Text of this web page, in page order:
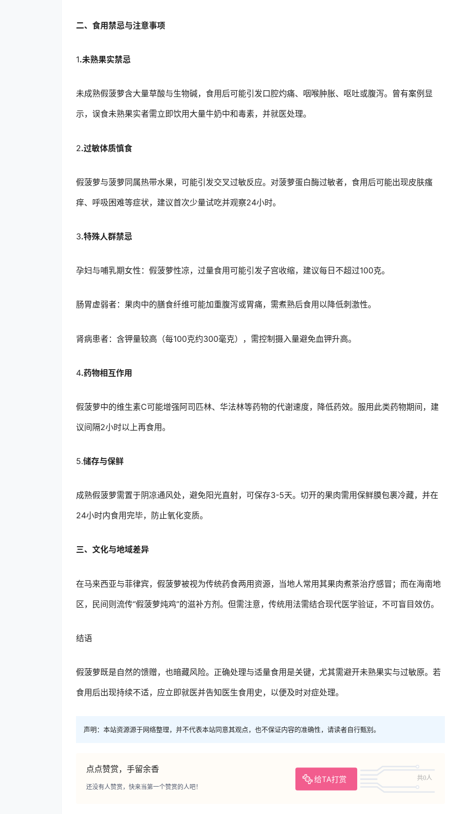
二、食用禁忌与注意事项
1.未熟果实禁忌
未成熟假菠萝含大量草酸与生物碱，食用后可能引发口腔灼痛、咽喉肿胀、呕吐或腹泻。曾有案例显
示，误食未熟果实者需立即饮用大量牛奶中和毒素，并就医处理。
2.过敏体质慎食
假菠萝与菠萝同属热带水果，可能引发交叉过敏反应。对菠萝蛋白酶过敏者，食用后可能出现皮肤瘙
痒、呼吸困难等症状，建议首次少量试吃并观察24小时。
3.特殊人群禁忌
孕妇与哺乳期女性：假菠萝性凉，过量食用可能引发子宫收缩，建议每日不超过100克。
肠胃虚弱者：果肉中的膳食纤维可能加重腹泻或胃痛，需煮熟后食用以降低刺激性。
肾病患者：含钾量较高（每100克约300毫克），需控制摄入量避免血钾升高。
4.药物相互作用
假菠萝中的维生素C可能增强阿司匹林、华法林等药物的代谢速度，降低药效。服用此类药物期间，建
议间隔2小时以上再食用。
5.储存与保鲜
成熟假菠萝需置于阴凉通风处，避免阳光直射，可保存3-5天。切开的果肉需用保鲜膜包裹冷藏，并在
24小时内食用完毕，防止氧化变质。
三、文化与地域差异
在马来西亚与菲律宾，假菠萝被视为传统药食两用资源，当地人常用其果肉煮茶治疗感冒；而在海南地
区，民间则流传“假菠萝炖鸡”的滋补方剂。但需注意，传统用法需结合现代医学验证，不可盲目效仿。
结语
假菠萝既是自然的馈赠，也暗藏风险。正确处理与适量食用是关键，尤其需避开未熟果实与过敏原。若
食用后出现持续不适，应立即就医并告知医生食用史，以便及时对症处理。
声明：本站资源源于网络整理，并不代表本站同意其观点，也不保证内容的准确性，请读者自行甄别。
点点赞赏，手留余香
给TA打赏 共0人
还没有人赞赏，快来当第一个赞赏的人吧！